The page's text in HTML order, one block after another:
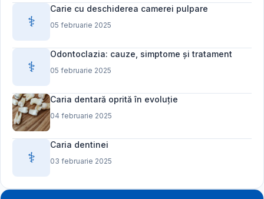
⚕️
Carie cu deschiderea camerei pulpare
05 februarie 2025
⚕️
Odontoclazia: cauze, simptome și tratament
05 februarie 2025
Caria dentară oprită în evoluție
04 februarie 2025
⚕️
Caria dentinei
03 februarie 2025